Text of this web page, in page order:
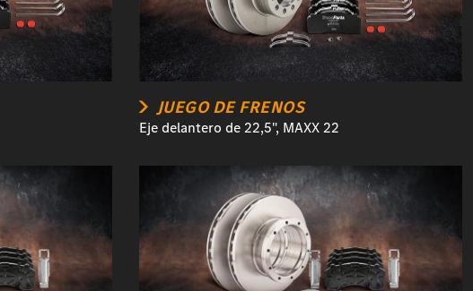
JUEGO DE FRENOS
Eje delantero de 22,5", MAXX 22